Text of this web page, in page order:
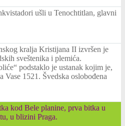
ušli u Tenochtitlan, glavni
kralja Kristijana II izvršen je
sveštenika i plemića.
podstaklo je ustanak kojim je,
Vase 1521. Švedska oslobođena
kod Bele planine, prva bitka u
u blizini Praga.